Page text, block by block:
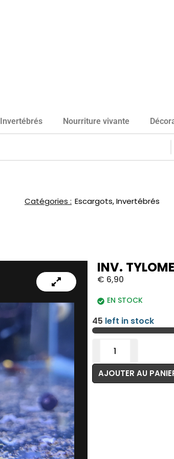
Invertébrés Nourriture vivante
Catégories : Escargots,Invertébrés
INV.
€ 6,90
EN STOCK
45 left in stock
AJOUTER AU